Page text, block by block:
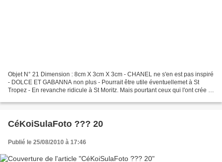
Objet N° 21 Dimension : 8cm X 3cm X 3cm - CHANEL ne s'en est pas inspiré
- DOLCE ET GABANNA non plus - Pourrait être utile éventuellemet à St
Tropez - En revanche ridicule à St Moritz. Mais pourtant ceux qui l'ont crée à
CéKoiSulaFoto ??? 20
Publié le 25/08/2010 à 17:46